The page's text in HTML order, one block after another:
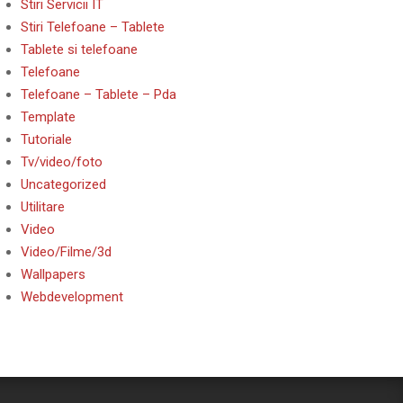
Stiri Servicii IT
Stiri Telefoane – Tablete
Tablete si telefoane
Telefoane
Telefoane – Tablete – Pda
Template
Tutoriale
Tv/video/foto
Uncategorized
Utilitare
Video
Video/Filme/3d
Wallpapers
Webdevelopment